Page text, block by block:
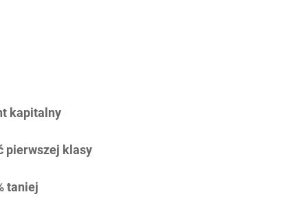
kapitalny
pierwszej klasy
taniej